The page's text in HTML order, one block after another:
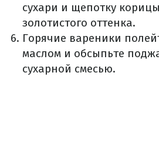
сухари и щепотку
золотистого оттенка.
Горячие вареники
маслом и обсыпьте
сухарной смесью.